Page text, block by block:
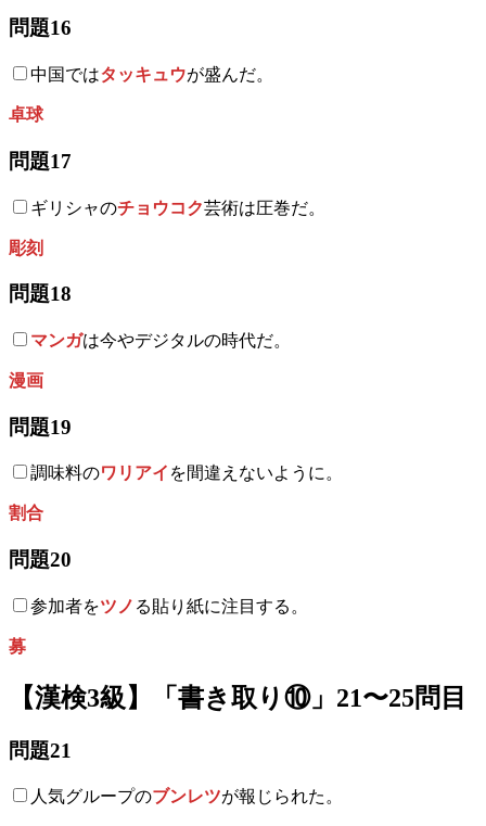
問題16
中国ではタッキュウが盛んだ。
卓球
問題17
ギリシャのチョウコク芸術は圧巻だ。
彫刻
問題18
マンガは今やデジタルの時代だ。
漫画
問題19
調味料のワリアイ を間違えないように。
割合
問題20
参加者をツノ る貼り紙に注目する。
募
【漢検3級】「書き取り⑩」21〜25問目
問題21
人気グループのブンレツが報じられた。